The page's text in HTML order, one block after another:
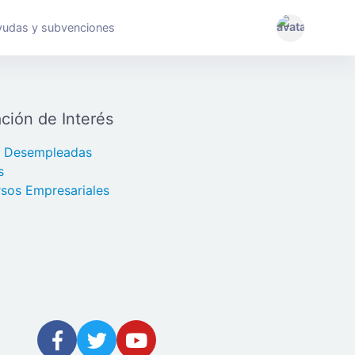
y subvenciones
de Interés
Desempleadas
Empresariales